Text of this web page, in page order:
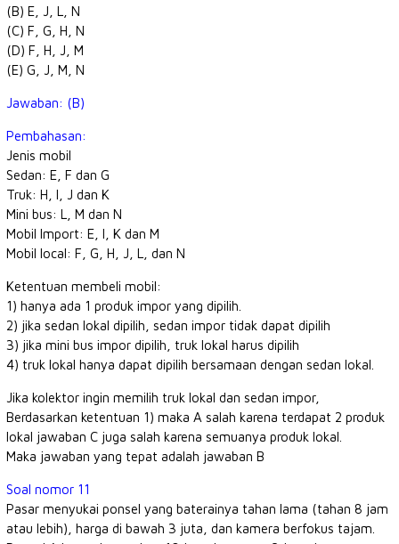
(B) E, J, L, N
(C) F, G, H, N
(D) F, H, J, M
(E) G, J, M, N
Jawaban: (B)
Pembahasan:
Jenis mobil
Sedan: E, F dan G
Truk: H, I, J dan K
Mini bus: L, M dan N
Mobil Import: E, I, K dan M
Mobil local: F, G, H, J, L, dan N
Ketentuan membeli mobil:
1) hanya ada 1 produk impor yang dipilih.
2) jika sedan lokal dipilih, sedan impor tidak dapat dipilih
3) jika mini bus impor dipilih, truk lokal harus dipilih
4) truk lokal hanya dapat dipilih bersamaan dengan sedan lokal.
Jika kolektor ingin memilih truk lokal dan sedan impor,
Berdasarkan ketentuan 1) maka A salah karena terdapat 2 produk
lokal jawaban C juga salah karena semuanya produk lokal.
Maka jawaban yang tepat adalah jawaban B
Soal nomor 11
Pasar menyukai ponsel yang baterainya tahan lama (tahan 8 jam
atau lebih), harga di bawah 3 juta, dan kamera berfokus tajam.